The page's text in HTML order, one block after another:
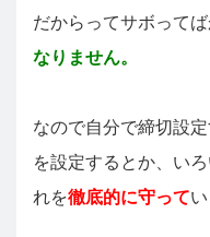
だからってサボってば
なりません。
なので自分で締切設
を設定するとか、いろ
れを徹底的に守って